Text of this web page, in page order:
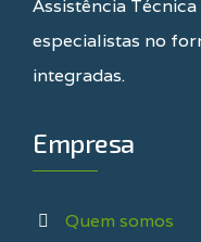
Assistência
especialistas no
integradas.
Empresa
Quem somos